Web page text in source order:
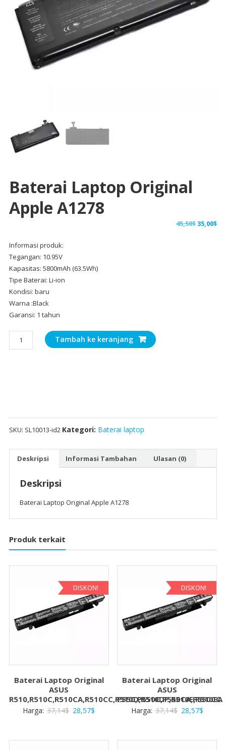
Baterai Laptop Original
Apple A1278
45,50$Harga
35,00$
Informasi produk:
Tegangan: 10.95V
Kapasitas: 5800mAh (63.5Wh)
Tipe Baterai: Li-ion
Kondisi: baru
Warna :Black
Garansi: 1 tahun
Kuantitas
Baterai
Tambah ke keranjang
SKU: SL10013-id2 Kategori: Baterai laptop
Deskripsi Informasi Tambahan Ulasan (0)
Deskripsi
Baterai Laptop Original Apple A1278
Produk terkait
DISKON!
Baterai Laptop Original
ASUS
R510,R510C,R510CA,R510CC,R510D,R510DP,R510E,R510EA
Harga: 37,14$ Harga
28,57$
DISKON!
Baterai Laptop Original
ASUS
P550,P550C,P550CA,P550CC
Harga: 37,14$ Harga
28,57$Harga